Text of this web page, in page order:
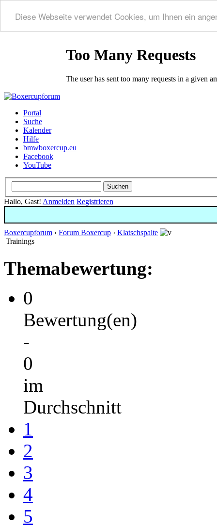
Diese Webseite verwendet Cookies, um Ihnen ein
Portal
Suche
Kalender
Hilfe
bmwboxercup.eu
Facebook
YouTube
Hallo, Gast! Anmelden Registrieren
Boxercupforum › Forum Boxercup › Klatschspalte
Trainings
Themabewertung:
0
Bewertung(en)
-
0
im
Durchschnitt
1
2
3
4
5